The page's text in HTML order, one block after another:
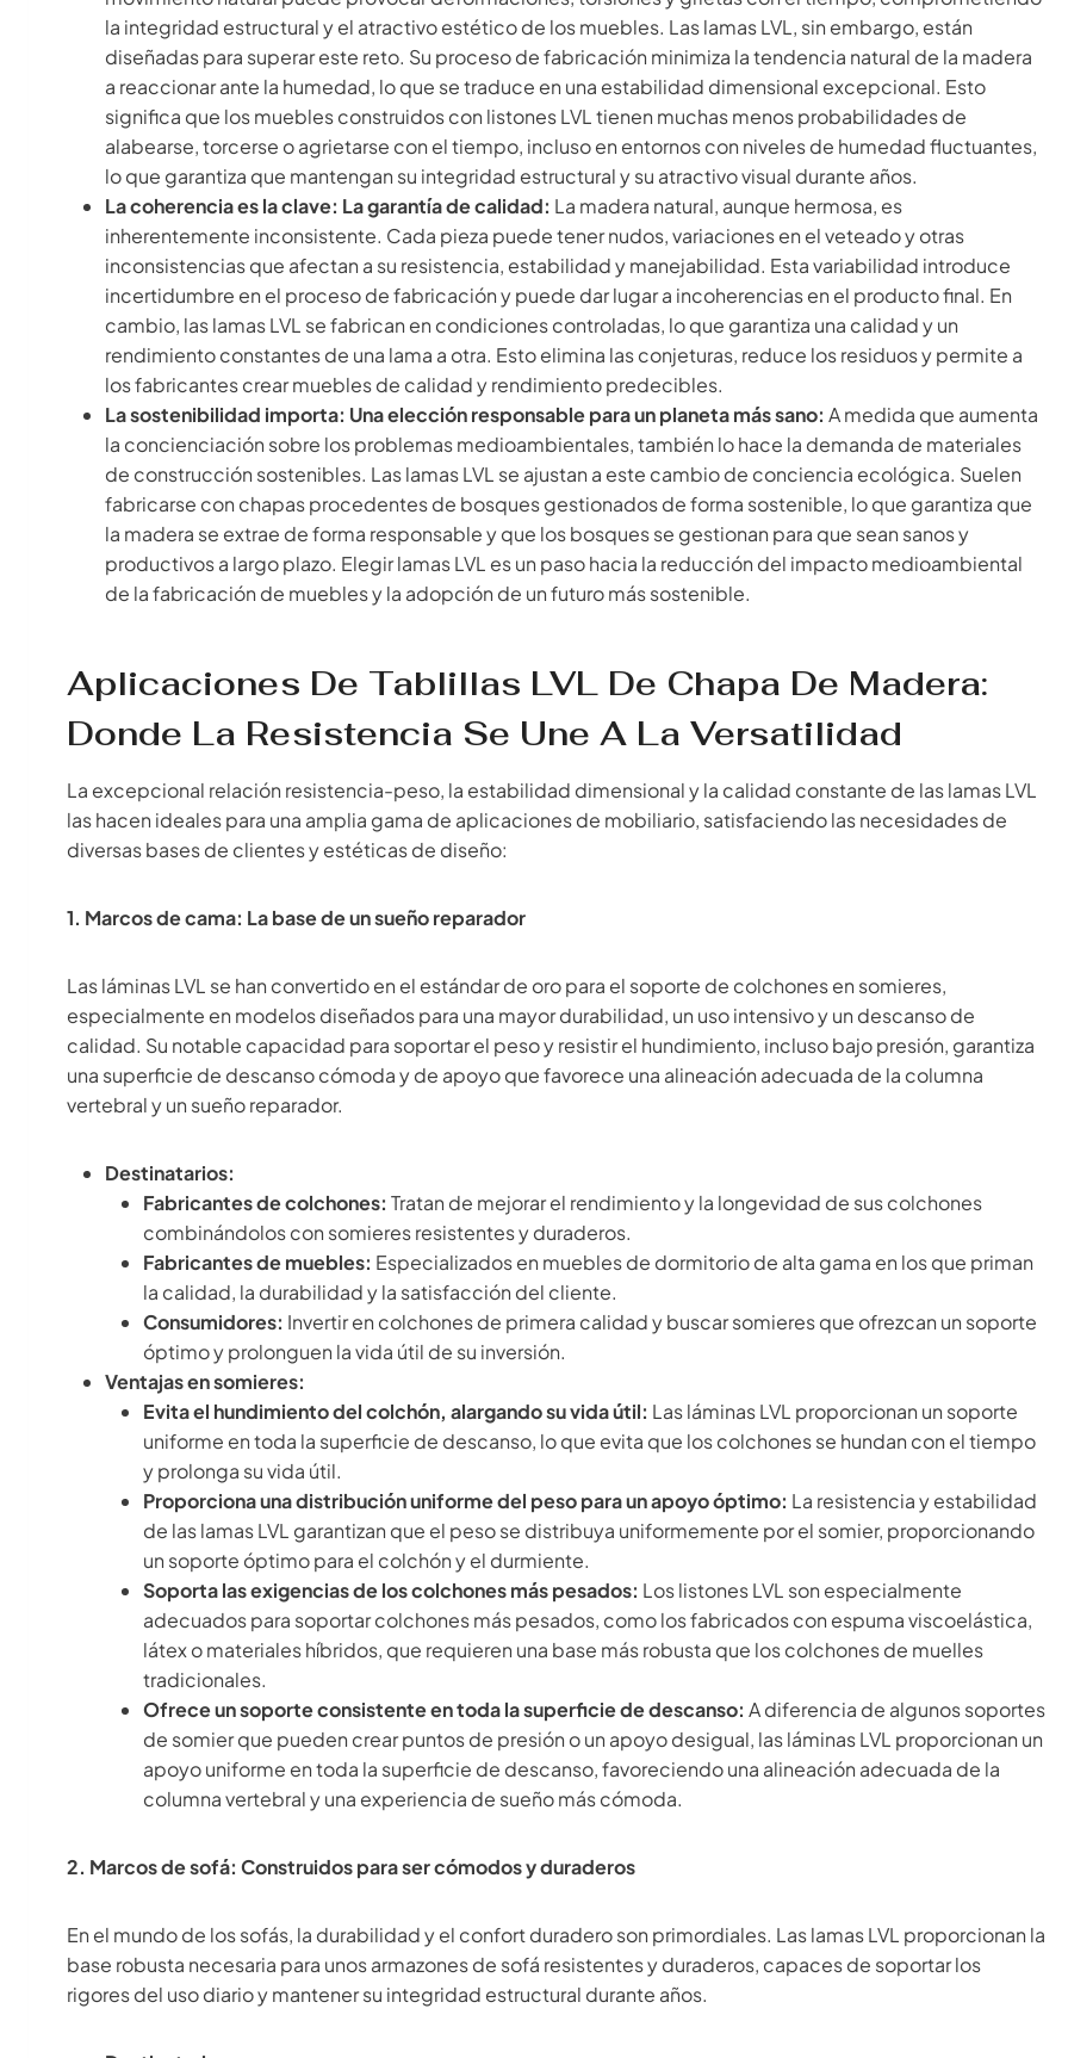
la integridad estructural y el atractivo estético de los muebles. Las lamas LVL, sin embargo, están
diseñadas para superar este reto. Su proceso de fabricación minimiza la tendencia natural de la madera
a reaccionar ante la humedad, lo que se traduce en una estabilidad dimensional excepcional. Esto
significa que los muebles construidos con listones LVL tienen muchas menos probabilidades de
alabearse, torcerse o agrietarse con el tiempo, incluso en entornos con niveles de humedad fluctuantes,
lo que garantiza que mantengan su integridad estructural y su atractivo visual durante años.
La coherencia es la clave: La garantía de calidad: La madera natural, aunque hermosa, es
inherentemente inconsistente. Cada pieza puede tener nudos, variaciones en el veteado y otras
inconsistencias que afectan a su resistencia, estabilidad y manejabilidad. Esta variabilidad introduce
incertidumbre en el proceso de fabricación y puede dar lugar a incoherencias en el producto final. En
cambio, las lamas LVL se fabrican en condiciones controladas, lo que garantiza una calidad y un
rendimiento constantes de una lama a otra. Esto elimina las conjeturas, reduce los residuos y permite a
los fabricantes crear muebles de calidad y rendimiento predecibles.
La sostenibilidad importa: Una elección responsable para un planeta más sano: A medida que aumenta
la concienciación sobre los problemas medioambientales, también lo hace la demanda de materiales
de construcción sostenibles. Las lamas LVL se ajustan a este cambio de conciencia ecológica. Suelen
fabricarse con chapas procedentes de bosques gestionados de forma sostenible, lo que garantiza que
la madera se extrae de forma responsable y que los bosques se gestionan para que sean sanos y
productivos a largo plazo. Elegir lamas LVL es un paso hacia la reducción del impacto medioambiental
de la fabricación de muebles y la adopción de un futuro más sostenible.
Aplicaciones De Tablillas LVL De Chapa De Madera:
Donde La Resistencia Se Une A La Versatilidad
La excepcional relación resistencia-peso, la estabilidad dimensional y la calidad constante de las lamas LVL
las hacen ideales para una amplia gama de aplicaciones de mobiliario, satisfaciendo las necesidades de
diversas bases de clientes y estéticas de diseño:
1. Marcos de cama: La base de un sueño reparador
Las láminas LVL se han convertido en el estándar de oro para el soporte de colchones en somieres,
especialmente en modelos diseñados para una mayor durabilidad, un uso intensivo y un descanso de
calidad. Su notable capacidad para soportar el peso y resistir el hundimiento, incluso bajo presión, garantiza
una superficie de descanso cómoda y de apoyo que favorece una alineación adecuada de la columna
vertebral y un sueño reparador.
Destinatarios:
Fabricantes de colchones: Tratan de mejorar el rendimiento y la longevidad de sus colchones
combinándolos con somieres resistentes y duraderos.
Fabricantes de muebles: Especializados en muebles de dormitorio de alta gama en los que priman
la calidad, la durabilidad y la satisfacción del cliente.
Consumidores: Invertir en colchones de primera calidad y buscar somieres que ofrezcan un soporte
óptimo y prolonguen la vida útil de su inversión.
Ventajas en somieres:
Evita el hundimiento del colchón, alargando su vida útil: Las láminas LVL proporcionan un soporte
uniforme en toda la superficie de descanso, lo que evita que los colchones se hundan con el tiempo
y prolonga su vida útil.
Proporciona una distribución uniforme del peso para un apoyo óptimo: La resistencia y estabilidad
de las lamas LVL garantizan que el peso se distribuya uniformemente por el somier, proporcionando
un soporte óptimo para el colchón y el durmiente.
Soporta las exigencias de los colchones más pesados: Los listones LVL son especialmente
adecuados para soportar colchones más pesados, como los fabricados con espuma viscoelástica,
látex o materiales híbridos, que requieren una base más robusta que los colchones de muelles
tradicionales.
Ofrece un soporte consistente en toda la superficie de descanso: A diferencia de algunos soportes
de somier que pueden crear puntos de presión o un apoyo desigual, las láminas LVL proporcionan un
apoyo uniforme en toda la superficie de descanso, favoreciendo una alineación adecuada de la
columna vertebral y una experiencia de sueño más cómoda.
2. Marcos de sofá: Construidos para ser cómodos y duraderos
En el mundo de los sofás, la durabilidad y el confort duradero son primordiales. Las lamas LVL proporcionan la
base robusta necesaria para unos armazones de sofá resistentes y duraderos, capaces de soportar los
rigores del uso diario y mantener su integridad estructural durante años.